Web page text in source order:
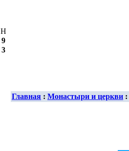
Н
9
3
Главная : Монастыри и церкви :